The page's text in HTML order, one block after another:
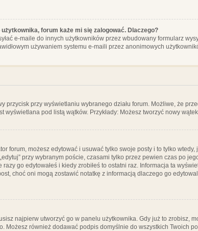
forum każe mi się zalogować. Dlaczego?
e-maile do innych użytkowników przez wbudowany formularz
używaniem systemu e-maili przez anonimowych
przycisk przy wyświetlaniu wybranego działu forum. Możliwe, że
wyświetlana pod listą wątków. Przykłady: Możesz tworzyć nowy
forum, możesz edytować i usuwać tylko swoje posty i to tylko
przy wybranym poście, czasami tylko przez pewien czas po
go edytowałeś i kiedy zrobiłeś to ostatni raz. Informacja ta
choć oni mogą zostawić notatkę z informacją dlaczego go
najpierw utworzyć go w panelu użytkownika. Gdy już to zrobisz,
Możesz również dodawać podpis domyślnie do wszystkich Twoich